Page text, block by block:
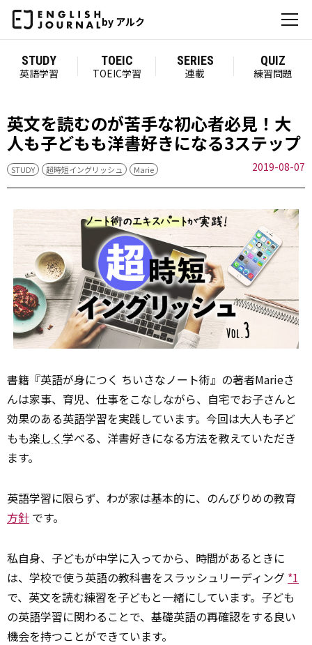
by アルク
STUDY
英語学習
TOEIC
TOEIC学習
SERIES
連載
QUIZ
練習問題
英文を読むのが苦手な初心者必見！大
人も子どもも洋書好きになる3ステップ
STUDY 超時短イングリッシュ Marie 2019-08-07
書籍『英語が身につく ちいさなノート術』の著者Marieさ
んは家事、育児、仕事をこなしながら、自宅でお子さんと
効果のある英語学習を実践しています。今回は大人も子ど
もも楽しく学べる、洋書好きになる方法を教えていただき
ます。
英語学習に限らず、わが家は基本的に、のんびりめの教育
方針 です。
私自身、子どもが中学に入ってから、時間があるときに
は、学校で使う英語の教科書をスラッシュリーディング *1
で、英文を読む練習を子どもと一緒にしています。子ども
の英語学習に関わることで、基礎英語の再確認をする良い
機会を持つことができています。